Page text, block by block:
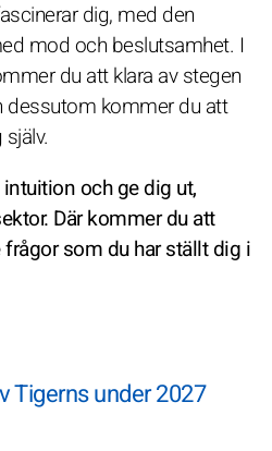
dig, med den
mod och beslutsamhet. I
du att klara av stegen
dessutom kommer du att
och ge dig ut,
Där kommer du att
som du har ställt dig i
Tigerns under 2027